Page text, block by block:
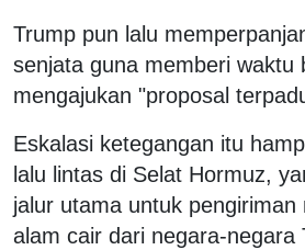
Trump pun lalu
senjata guna memberi waktu
mengajukan "proposal
Eskalasi ketegangan itu
lalu lintas di Selat Hormuz,
jalur utama untuk pengiriman
alam cair dari negara-negara